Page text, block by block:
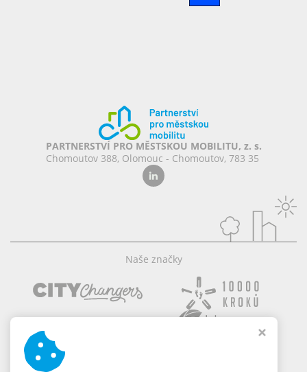
PARTNERSTVÍ PRO MĚSTSKOU MOBILITU, z. s.
Chomoutov 388, Olomouc - Chomoutov, 783 35
Naše značky